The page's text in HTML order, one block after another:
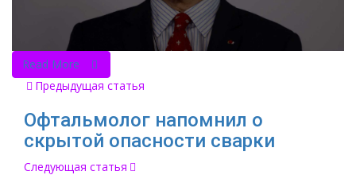
Read More
Предыдущая статья
Офтальмолог напомнил о
скрытой опасности сварки
Следующая статья